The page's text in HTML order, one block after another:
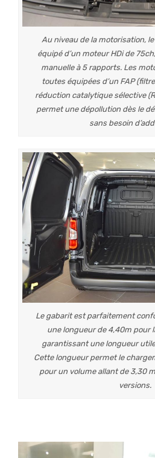
Au niveau de la motorisation,
équipé d’un moteur HDi de
manuelle à 5 rapports. Les
toutes équipées d’un FAP
réduction catalytique sélective
permet une dépollution dès le
sans besoin
Le gabarit est parfaitement
une longueur de 4,40m pour
garantissant une longueur
Cette longueur permet le
pour un volume allant de 3,30
versions.